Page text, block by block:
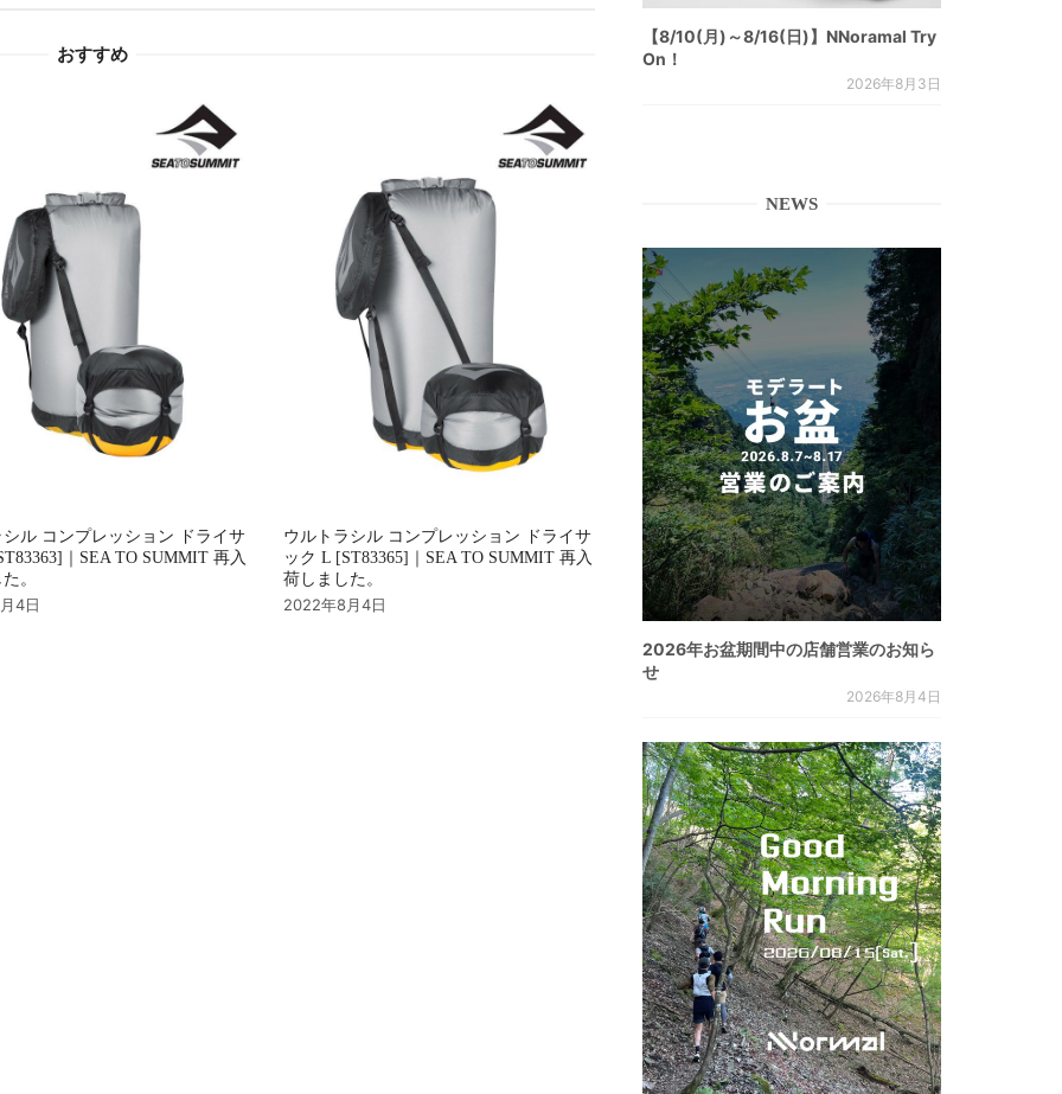
おすすめ
ル コンプレッション ドライサ
｜SEA TO SUMMIT 再入
。
4日
ウルトラシル コンプレッション ドライサ
ック L [ST83365]｜SEA TO SUMMIT 再入
荷しました。
2022年8月4日
【8/10(月)～8/16(日)】NNoramal Try
On！
2026年8月3日
NEWS
2026年お盆期間中の店舗営業のお知ら
せ
2026年8月4日